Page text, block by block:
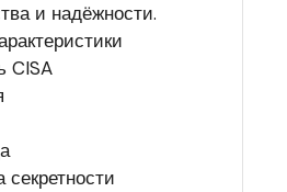
и надёжности.
CISA